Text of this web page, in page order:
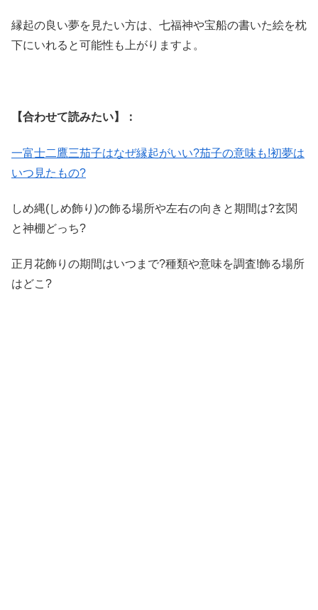
縁起の良い夢を見たい方は、七福神や宝船の書いた絵を枕
下にいれると可能性も上がりますよ。
【合わせて読みたい】：
一富士二鷹三茄子はなぜ縁起がいい?茄子の意味も!初夢は
いつ見たもの?
しめ縄(しめ飾り)の飾る場所や左右の向きと期間は?玄関
と神棚どっち?
正月花飾りの期間はいつまで?種類や意味を調査!飾る場所
はどこ?